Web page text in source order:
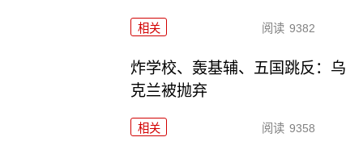
相关 阅读 9382
炸学校、轰基辅、五国跳反：乌
克兰被抛弃
相关 阅读 9358